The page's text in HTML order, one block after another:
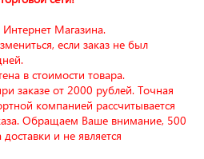
Магазина.
если заказ не был
в стоимости товара.
заказе от 2000 рублей. Точная
компанией рассчитывается
Обращаем Ваше внимание, 500
и не является